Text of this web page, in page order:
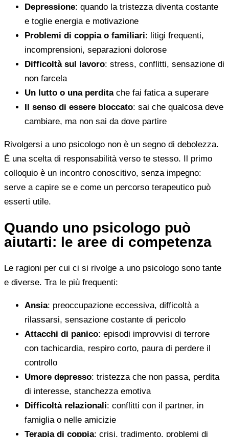
Depressione: quando la tristezza diventa costante
e toglie energia e motivazione
Problemi di coppia o familiari: litigi frequenti,
incomprensioni, separazioni dolorose
Difficoltà sul lavoro: stress, conflitti, sensazione di
non farcela
Un lutto o una perditache fai fatica a superare
Il senso di essere bloccato: sai che qualcosa deve
cambiare, ma non sai da dove partire
Rivolgersi a uno psicologo non è un segno di debolezza.
È una scelta di responsabilità verso te stesso. Il primo
colloquio è un incontro conoscitivo, senza impegno:
serve a capire se e come un percorso terapeutico può
esserti utile.
Quando uno psicologo può
aiutarti: le aree di competenza
Le ragioni per cui ci si rivolge a uno psicologo sono tante
e diverse. Tra le più frequenti:
Ansia: preoccupazione eccessiva, difficoltà a
rilassarsi, sensazione costante di pericolo
Attacchi di panico: episodi improvvisi di terrore
con tachicardia, respiro corto, paura di perdere il
controllo
Umore depresso: tristezza che non passa, perdita
di interesse, stanchezza emotiva
Difficoltà relazionali: conflitti con il partner, in
famiglia o nelle amicizie
Terapia di coppia: crisi, tradimento, problemi di